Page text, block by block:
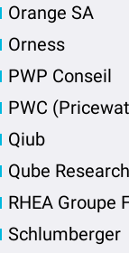
Orange SA
Orness
PWP Conseil
PWC
Qiub
Qube
RHEA Groupe
Schlumberger